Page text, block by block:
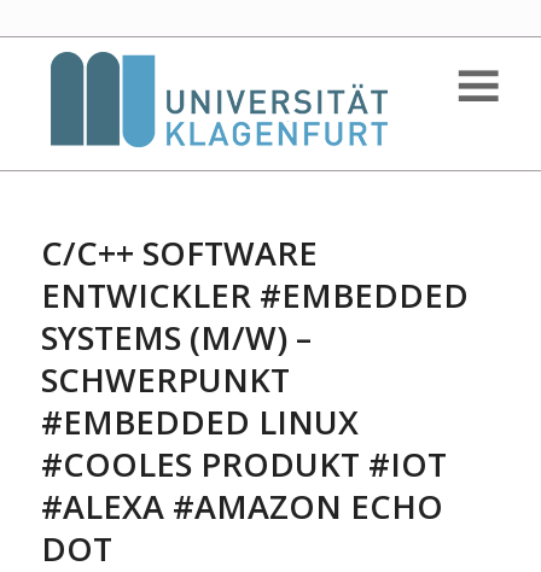
C/C++ SOFTWARE
ENTWICKLER #EMBEDDED
SYSTEMS (M/W) –
SCHWERPUNKT
#EMBEDDED LINUX
#COOLES PRODUKT #IOT
#ALEXA #AMAZON ECHO
DOT